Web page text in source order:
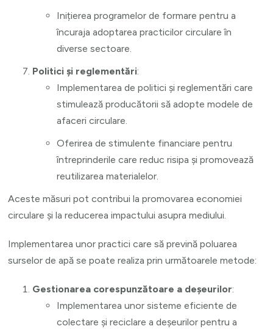
Inițierea programelor de formare pentru a
încuraja adoptarea practicilor circulare în
diverse sectoare.
Politici și reglementări:
Implementarea de politici și reglementări care
stimulează producătorii să adopte modele de
afaceri circulare.
Oferirea de stimulente financiare pentru
întreprinderile care reduc risipa și promovează
reutilizarea materialelor.
Aceste măsuri pot contribui la promovarea economiei
circulare și la reducerea impactului asupra mediului.
Implementarea unor practici care să prevină poluarea
surselor de apă se poate realiza prin următoarele metode:
Gestionarea corespunzătoare a deșeurilor:
Implementarea unor sisteme eficiente de
colectare și reciclare a deșeurilor pentru a